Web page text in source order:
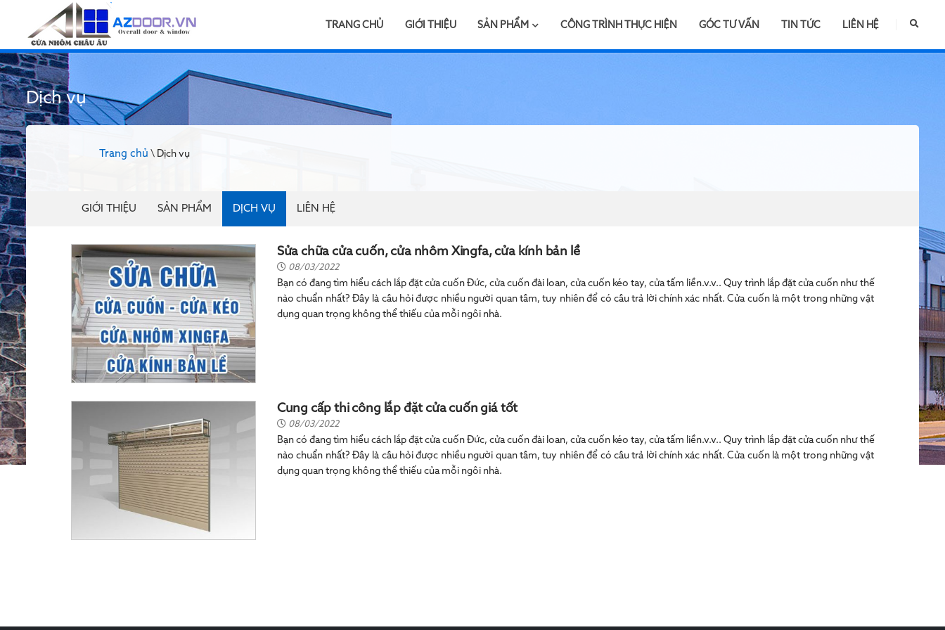
TRANG CHỦ GIỚI THIỆU SẢN PHẨM CÔNG TRÌNH THỰC HIỆN GÓC TƯ VẤN TIN TỨC LIÊN HỆ
Dịch vụ
Trang chủ \ Dịch vụ
GIỚI THIỆU SẢN PHẨM DỊCH VỤ LIÊN HỆ
Sửa chữa cửa cuốn, cửa nhôm Xingfa, cửa kính bản lề
08/03/2022
Bạn có đang tìm hiểu cách lắp đặt cửa cuốn Đức, cửa cuốn đài loan, cửa cuốn kéo tay, cửa tấm liền.v.v.. Quy trình lắp đặt cửa cuốn như thế
nào chuẩn nhất? Đây là câu hỏi được nhiều người quan tâm, tuy nhiên để có câu trả lời chính xác nhất. Cửa cuốn là một trong những vật
dụng quan trọng không thể thiếu của mỗi ngôi nhà.
Cung cấp thi công lắp đặt cửa cuốn giá tốt
08/03/2022
Bạn có đang tìm hiểu cách lắp đặt cửa cuốn Đức, cửa cuốn đài loan, cửa cuốn kéo tay, cửa tấm liền.v.v.. Quy trình lắp đặt cửa cuốn như thế
nào chuẩn nhất? Đây là câu hỏi được nhiều người quan tâm, tuy nhiên để có câu trả lời chính xác nhất. Cửa cuốn là một trong những vật
dụng quan trọng không thể thiếu của mỗi ngôi nhà.